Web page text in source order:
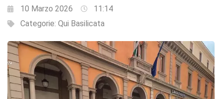
10 Marzo 2026
11:14
Categorie: Qui Basilicata